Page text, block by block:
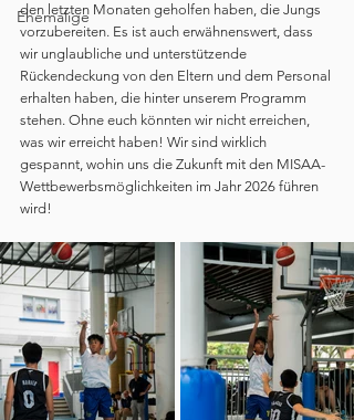
Ehemalige
den letzten Monaten geholfen haben, die Jungs
vorzubereiten. Es ist auch erwähnenswert, dass
wir unglaubliche und unterstützende
Rückendeckung von den Eltern und dem Personal
erhalten haben, die hinter unserem Programm
stehen. Ohne euch könnten wir nicht erreichen,
was wir erreicht haben! Wir sind wirklich
gespannt, wohin uns die Zukunft mit den MISAA-
Wettbewerbsmöglichkeiten im Jahr 2026 führen
wird!